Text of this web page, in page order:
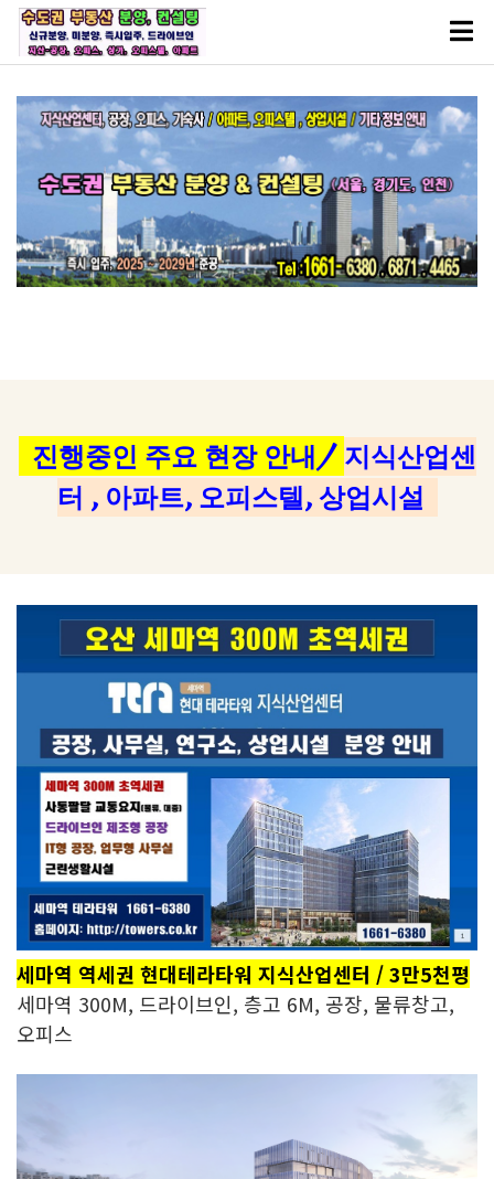
진행중인 주요 현장 안내/ 지식산업센
터 , 아파트, 오피스텔, 상업시설
세마역 역세권 현대테라타워 지식산업센터 / 3만5천평
세마역 300M, 드라이브인, 층고 6M, 공장, 물류창고,
오피스